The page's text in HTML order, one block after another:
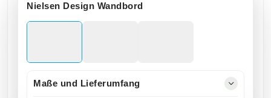
Nielsen Design Wandbord
Maße und Lieferumfang